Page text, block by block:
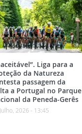
Liga para a
da Natureza
passagem da
a Portugal no Parque
da Peneda-Gerês
2026 - 13:45